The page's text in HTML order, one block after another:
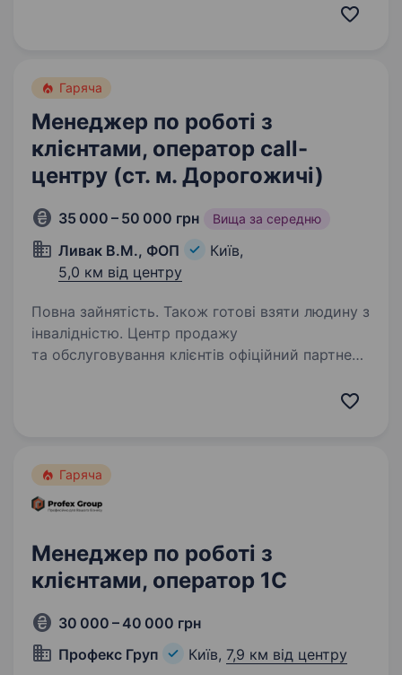
Гаряча
Менеджер по роботі з
клієнтами, оператор call-
центру (ст. м. Дорогожичі)
35 000 – 50 000 грн Вища за середню
Ливак В.М., ФОП
Київ,
5,0 км від центру
Повна зайнятість. Також готові взяти людину з
інвалідністю. Центр продажу
та обслуговування клієнтів офіційний партнер
Гаряча
Менеджер по роботі з
клієнтами, оператор 1С
30 000 – 40 000 грн
Профекс Груп
Київ, 7,9 км від центру